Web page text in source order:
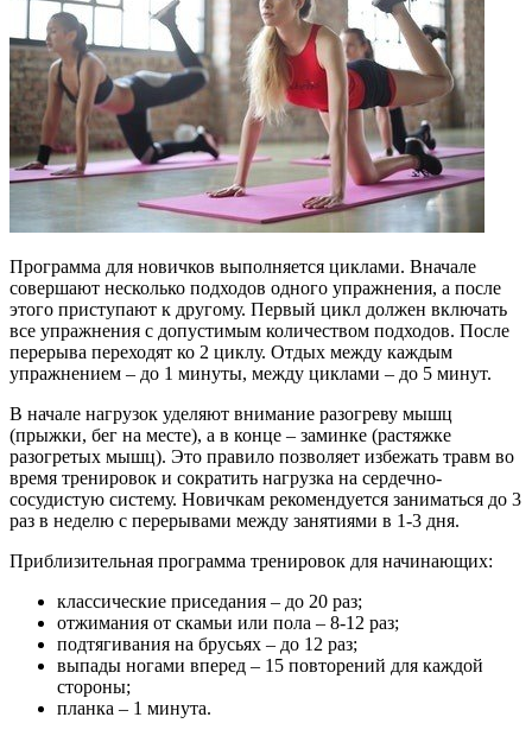
Программа для новичков выполняется циклами. Вначале
совершают несколько подходов одного упражнения, а после
этого приступают к другому. Первый цикл должен включать
все упражнения с допустимым количеством подходов. После
перерыва переходят ко 2 циклу. Отдых между каждым
упражнением – до 1 минуты, между циклами – до 5 минут.
В начале нагрузок уделяют внимание разогреву мышц
(прыжки, бег на месте), а в конце – заминке (растяжке
разогретых мышц). Это правило позволяет избежать травм во
время тренировок и сократить нагрузка на сердечно-
сосудистую систему. Новичкам рекомендуется заниматься до 3
раз в неделю с перерывами между занятиями в 1-3 дня.
Приблизительная программа тренировок для начинающих:
классические приседания – до 20 раз;
отжимания от скамьи или пола – 8-12 раз;
подтягивания на брусьях – до 12 раз;
выпады ногами вперед – 15 повторений для каждой
стороны;
планка – 1 минута.